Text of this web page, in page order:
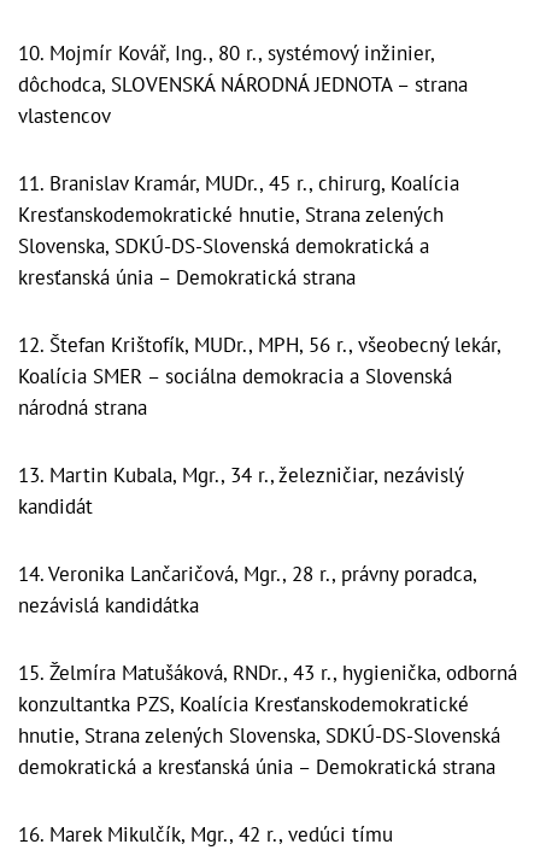
10. Mojmír Kovář, Ing., 80 r., systémový inžinier,
dôchodca, SLOVENSKÁ NÁRODNÁ JEDNOTA – strana
vlastencov
11. Branislav Kramár, MUDr., 45 r., chirurg, Koalícia
Kresťanskodemokratické hnutie, Strana zelených
Slovenska, SDKÚ-DS-Slovenská demokratická a
kresťanská únia – Demokratická strana
12. Štefan Krištofík, MUDr., MPH, 56 r., všeobecný lekár,
Koalícia SMER – sociálna demokracia a Slovenská
národná strana
13. Martin Kubala, Mgr., 34 r., železničiar, nezávislý
kandidát
14. Veronika Lančaričová, Mgr., 28 r., právny poradca,
nezávislá kandidátka
15. Želmíra Matušáková, RNDr., 43 r., hygienička, odborná
konzultantka PZS, Koalícia Kresťanskodemokratické
hnutie, Strana zelených Slovenska, SDKÚ-DS-Slovenská
demokratická a kresťanská únia – Demokratická strana
16. Marek Mikulčík, Mgr., 42 r., vedúci tímu